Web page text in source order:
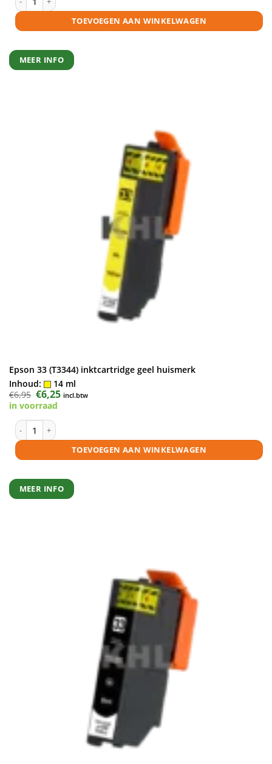
TOEVOEGEN AAN WINKELWAGEN
MEER INFO
Epson 33 (T3344) inktcartridge geel huismerk
Inhoud:
14 ml
€6,95 Oorspronkelijke
prijs
was:
€6,25Huidige
prijs
incl.btw
in voorraad
Epson 33 (T3344) inktcartridge geel huismerk aantal
TOEVOEGEN AAN WINKELWAGEN
MEER INFO